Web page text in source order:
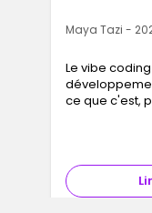
Maya Tazi -
Le vibe
ce que c'est,